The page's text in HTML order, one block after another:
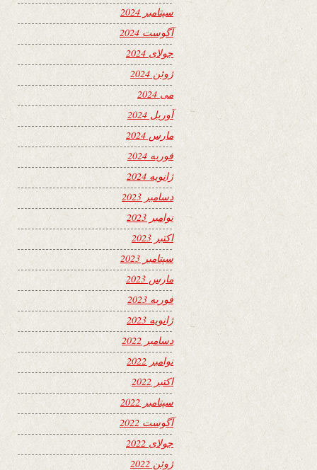
سپتامبر 2024
آگوست 2024
جولای 2024
ژوئن 2024
می 2024
آوریل 2024
مارس 2024
فوریه 2024
ژانویه 2024
دسامبر 2023
نوامبر 2023
اکتبر 2023
سپتامبر 2023
مارس 2023
فوریه 2023
ژانویه 2023
دسامبر 2022
نوامبر 2022
اکتبر 2022
سپتامبر 2022
آگوست 2022
جولای 2022
ژوئن 2022